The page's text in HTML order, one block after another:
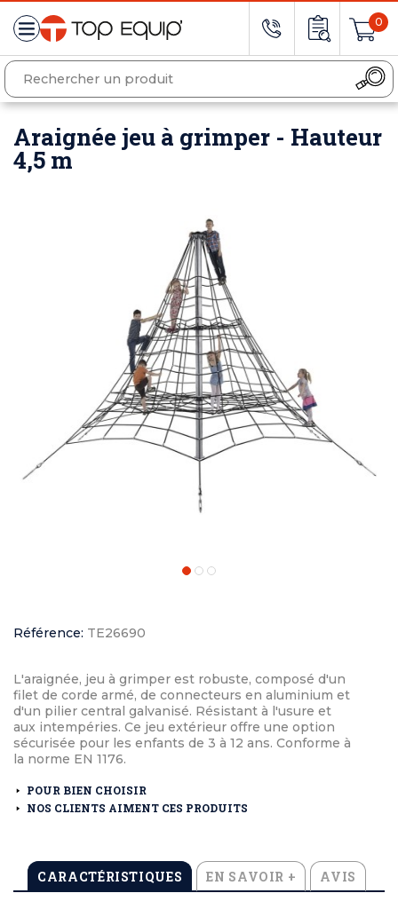
0
Araignée jeu à grimper - Hauteur
4,5 m
Référence: TE26690
L'araignée, jeu à grimper est robuste, composé d'un
filet de corde armé, de connecteurs en aluminium et
d'un pilier central galvanisé. Résistant à l'usure et
aux intempéries. Ce jeu extérieur offre une option
sécurisée pour les enfants de 3 à 12 ans. Conforme à
la norme EN 1176.
POUR BIEN CHOISIR
NOS CLIENTS AIMENT CES PRODUITS
CARACTÉRISTIQUES EN SAVOIR + AVIS